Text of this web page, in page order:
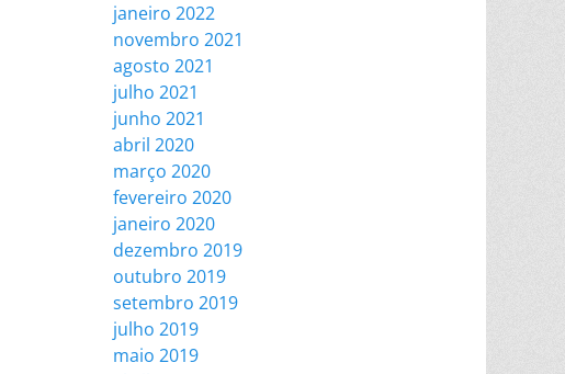
janeiro 2022
novembro 2021
agosto 2021
julho 2021
junho 2021
abril 2020
março 2020
fevereiro 2020
janeiro 2020
dezembro 2019
outubro 2019
setembro 2019
julho 2019
maio 2019